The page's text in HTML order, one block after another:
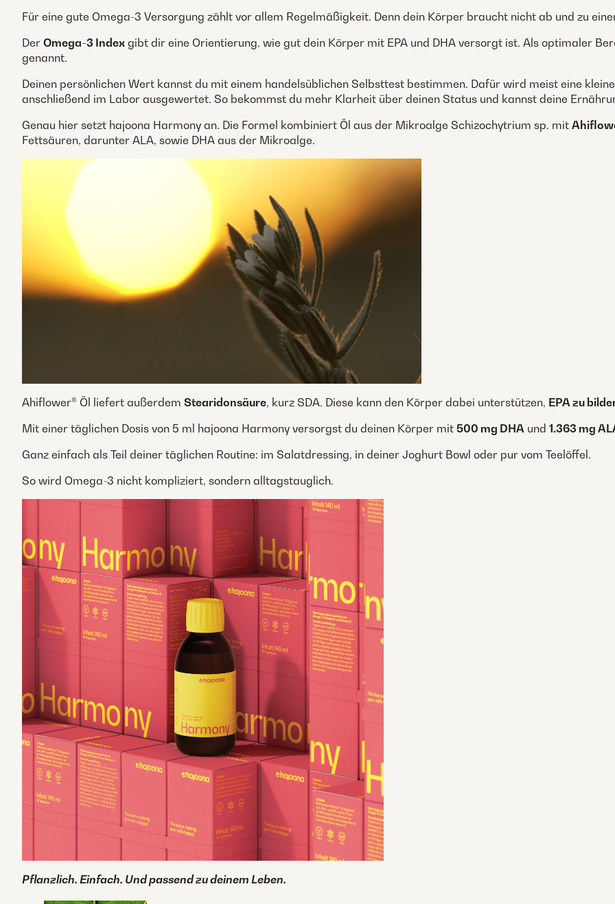
Für eine gute Omega-3 Versorgung zählt vor allem Regelmäßigkeit. Denn dein Körper braucht nicht ab und zu
Der Omega-3 Index gibt dir eine Orientierung, wie gut dein Körper mit EPA und DHA versorgt ist. Als optimaler
genannt.
Deinen persönlichen Wert kannst du mit einem handelsüblichen Selbsttest bestimmen. Dafür wird meist eine
anschließend im Labor ausgewertet. So bekommst du mehr Klarheit über deinen Status und kannst deine
Genau hier setzt hajoona Harmony an. Die Formel kombiniert Öl aus der Mikroalge Schizochytrium sp. mit
Fettsäuren, darunter ALA, sowie DHA aus der Mikroalge.
Ahiflower® Öl liefert außerdem Stearidonsäure, kurz SDA. Diese kann den Körper dabei unterstützen, EPA zu
Mit einer täglichen Dosis von 5 ml hajoona Harmony versorgst du deinen Körper mit 500 mg DHA und 1.363 mg
Ganz einfach als Teil deiner täglichen Routine: im Salatdressing, in deiner Joghurt Bowl oder pur vom Teelöffel.
So wird Omega-3 nicht kompliziert, sondern alltagstauglich.
Pflanzlich. Einfach. Und passend zu deinem Leben.